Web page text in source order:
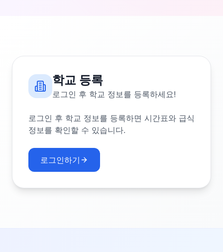
학교 등록
로그인 후 학교 정보를 등록하세요!
로그인 후 학교 정보를 등록하면 시간표와 급식
정보를 확인할 수 있습니다.
로그인하기